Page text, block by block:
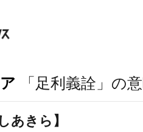
「足利義詮」の
あきら】